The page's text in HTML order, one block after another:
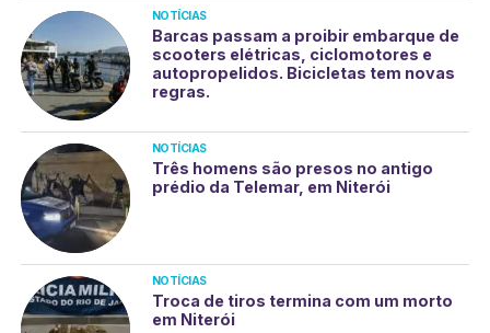
NOTÍCIAS
Barcas passam a proibir embarque de
scooters elétricas, ciclomotores e
autopropelidos. Bicicletas tem novas
regras.
NOTÍCIAS
Três homens são presos no antigo
prédio da Telemar, em Niterói
NOTÍCIAS
Troca de tiros termina com um morto
em Niterói